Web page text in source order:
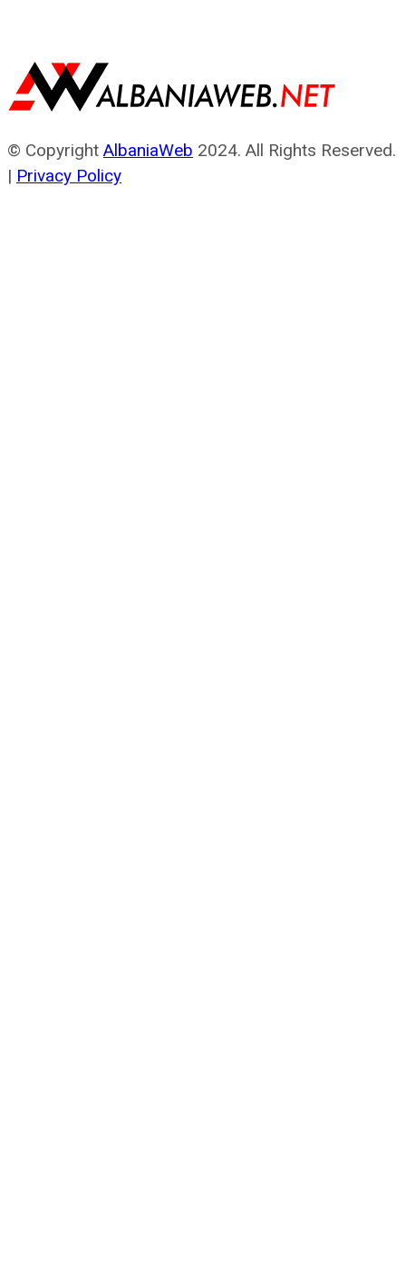
© Copyright AlbaniaWeb 2024. All Rights Reserved.
| Privacy Policy